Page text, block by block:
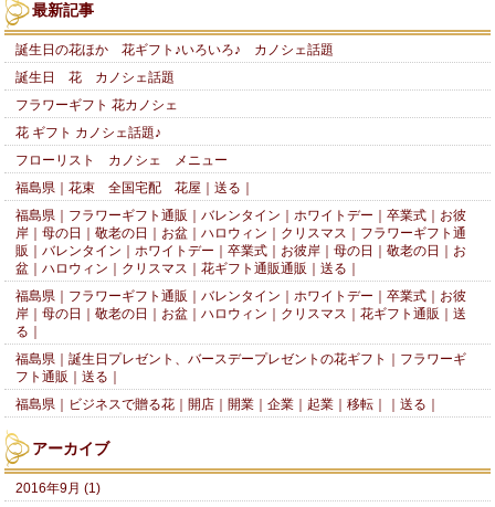
最新記事
誕生日の花ほか 花ギフト♪いろいろ♪ カノシェ話題
誕生日 花 カノシェ話題
フラワーギフト 花カノシェ
花 ギフト カノシェ話題♪
フローリスト カノシェ メニュー
福島県｜花束 全国宅配 花屋｜送る｜
福島県｜フラワーギフト通販｜バレンタイン｜ホワイトデー｜卒業式｜お彼
岸｜母の日｜敬老の日｜お盆｜ハロウィン｜クリスマス｜フラワーギフト通
販｜バレンタイン｜ホワイトデー｜卒業式｜お彼岸｜母の日｜敬老の日｜お
盆｜ハロウィン｜クリスマス｜花ギフト通販通販｜送る｜
福島県｜フラワーギフト通販｜バレンタイン｜ホワイトデー｜卒業式｜お彼
岸｜母の日｜敬老の日｜お盆｜ハロウィン｜クリスマス｜花ギフト通販｜送
る｜
福島県｜誕生日プレゼント、バースデープレゼントの花ギフト｜フラワーギ
フト通販｜送る｜
福島県｜ビジネスで贈る花｜開店｜開業｜企業｜起業｜移転｜｜送る｜
アーカイブ
2016年9月 (1)